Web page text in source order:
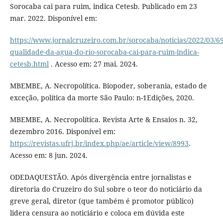
Sorocaba cai para ruim, indica Cetesb. Publicado em 23
mar. 2022. Disponível em:
https://www.jornalcruzeiro.com.br/sorocaba/noticias/2022/03/
qualidade-da-agua-do-rio-sorocaba-cai-para-ruim-indica-
cetesb.html . Acesso em: 27 mai. 2024.
MBEMBE, A. Necropolítica. Biopoder, soberania, estado de
exceção, política da morte São Paulo: n-1Edições, 2020.
MBEMBE, A. Necropolítica. Revista Arte & Ensaios n. 32,
dezembro 2016. Disponível em:
https://revistas.ufrj.br/index.php/ae/article/view/8993.
Acesso em: 8 jun. 2024.
ODEDAQUESTÃO. Após divergência entre jornalistas e
diretoria do Cruzeiro do Sul sobre o teor do noticiário da
greve geral, diretor (que também é promotor público)
lidera censura ao noticiário e coloca em dúvida este